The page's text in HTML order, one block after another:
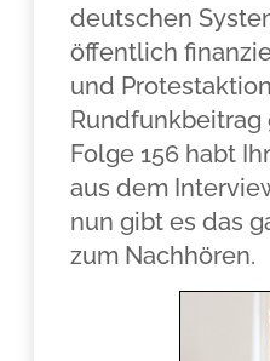
deutschen
öffentlich
und
Rundfunkbeitrag
Folge 156 habt
aus dem
nun gibt es das
zum Nachhören.